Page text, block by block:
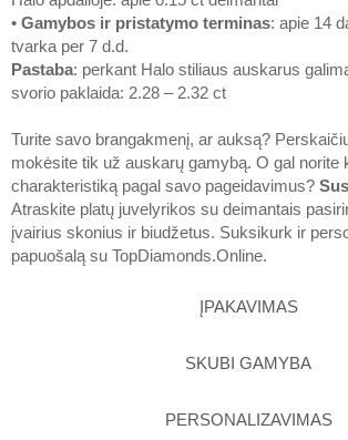
ĮPAKAVIMAS
SKUBI GAMYBA
PERSONALIZAVIMAS
• Gamybos ir pristatymo terminas: apie 14
tvarka per 7 d.d.
Pastaba: perkant Halo stiliaus auskarus
svorio paklaida: 2.28 – 2.32 ct
Turite savo brangakmenį, ar auksą?
mokėsite tik už auskarų gamybą. O gal norite
charakteristiką pagal savo pageidavimus?
Atraskite platų juvelyrikos su deimantais
įvairius skonius ir biudžetus. Suksikurk ir
papuošalą su TopDiamonds.Online.